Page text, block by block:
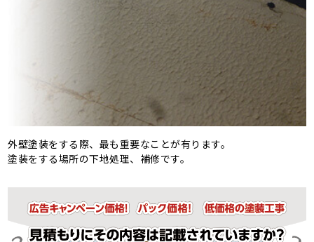
外壁塗装をする際、最も重要なことが有ります。
塗装をする場所の下地処理、補修です。